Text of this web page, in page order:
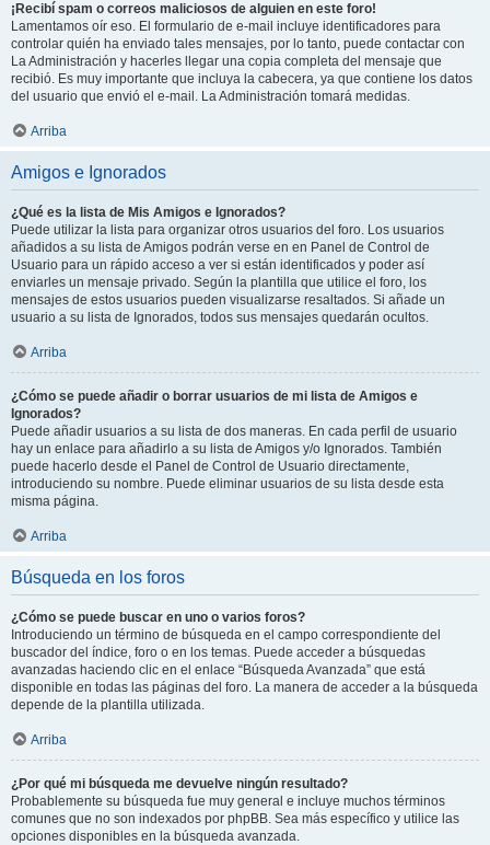
¡Recibí spam o correos maliciosos de alguien en este foro!
Lamentamos oír eso. El formulario de e-mail incluye identificadores para
controlar quién ha enviado tales mensajes, por lo tanto, puede contactar con
La Administración y hacerles llegar una copia completa del mensaje que
recibió. Es muy importante que incluya la cabecera, ya que contiene los datos
del usuario que envió el e-mail. La Administración tomará medidas.
Arriba
Amigos e Ignorados
¿Qué es la lista de Mis Amigos e Ignorados?
Puede utilizar la lista para organizar otros usuarios del foro. Los usuarios
añadidos a su lista de Amigos podrán verse en en Panel de Control de
Usuario para un rápido acceso a ver si están identificados y poder así
enviarles un mensaje privado. Según la plantilla que utilice el foro, los
mensajes de estos usuarios pueden visualizarse resaltados. Si añade un
usuario a su lista de Ignorados, todos sus mensajes quedarán ocultos.
Arriba
¿Cómo se puede añadir o borrar usuarios de mi lista de Amigos e
Ignorados?
Puede añadir usuarios a su lista de dos maneras. En cada perfil de usuario
hay un enlace para añadirlo a su lista de Amigos y/o Ignorados. También
puede hacerlo desde el Panel de Control de Usuario directamente,
introduciendo su nombre. Puede eliminar usuarios de su lista desde esta
misma página.
Arriba
Búsqueda en los foros
¿Cómo se puede buscar en uno o varios foros?
Introduciendo un término de búsqueda en el campo correspondiente del
buscador del índice, foro o en los temas. Puede acceder a búsquedas
avanzadas haciendo clic en el enlace “Búsqueda Avanzada” que está
disponible en todas las páginas del foro. La manera de acceder a la búsqueda
depende de la plantilla utilizada.
Arriba
¿Por qué mi búsqueda me devuelve ningún resultado?
Probablemente su búsqueda fue muy general e incluye muchos términos
comunes que no son indexados por phpBB. Sea más específico y utilice las
opciones disponibles en la búsqueda avanzada.